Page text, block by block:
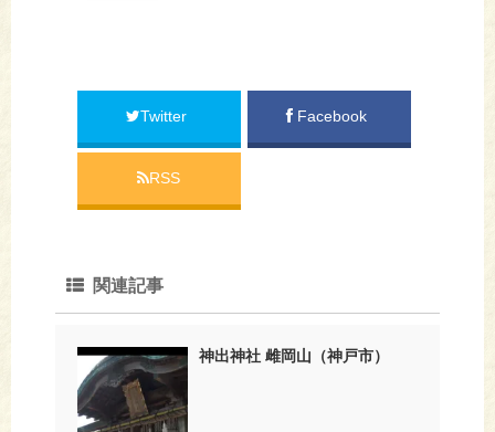
Twitter Facebook
RSS
関連記事
神出神社 雌岡山（神戸市）